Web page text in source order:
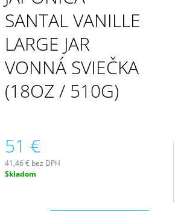
SANTAL VANILLE
LARGE JAR
VONNÁ SVIEČKA
(18OZ / 510G)
51 €
41,46 € bez DPH
Jednotková
Skladom
16,90 €